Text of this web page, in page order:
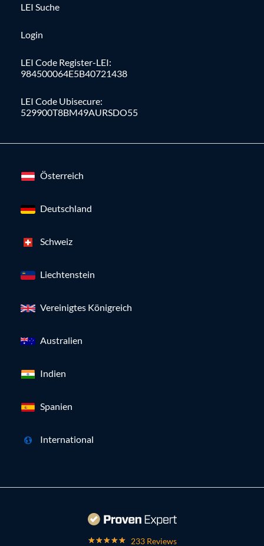
LEI Suche
Login
LEI Code Register-LEI:
984500064E5B40721438
LEI Code Ubisecure:
529900T8BM49AURSDO55
Österreich
Deutschland
Schweiz
Liechtenstein
Vereinigtes Königreich
Australien
Indien
Spanien
International
233 Reviews